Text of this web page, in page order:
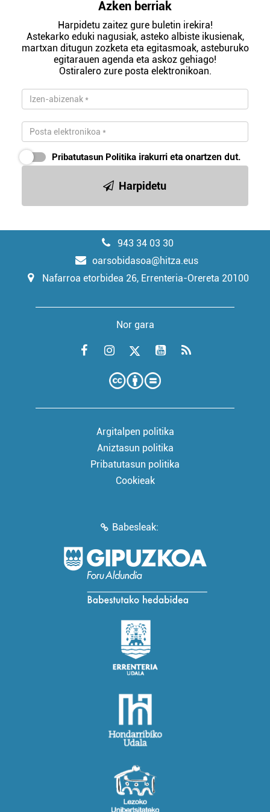
Azken berriak
Harpidetu zaitez gure buletin irekira!
Astekarko eduki nagusiak, asteko albiste ikusienak,
martxan ditugun zozketa eta egitasmoak, asteburuko
egitarauen agenda eta askoz gehiago!
Ostiralero zure posta elektronikoan.
Pribatutasun Politika irakurri eta onartzen dut.
Harpidetu
943 34 03 30
oarsobidasoa@hitza.eus
Nafarroa etorbidea 26, Errenteria-Orereta 20100
Nor gara
Argitalpen politika
Aniztasun politika
Pribatutasun politika
Cookieak
Babesleak: